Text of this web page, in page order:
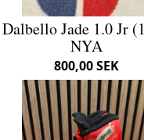
Dalbello Jade 1.0 Jr
NYA
800,00 SEK